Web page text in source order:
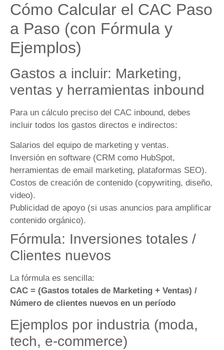
Cómo Calcular el CAC Paso
a Paso (con Fórmula y
Ejemplos)
Gastos a incluir: Marketing,
ventas y herramientas inbound
Para un cálculo preciso del CAC inbound, debes
incluir todos los gastos directos e indirectos:
Salarios del equipo de marketing y ventas.
Inversión en software (CRM como HubSpot,
herramientas de email marketing, plataformas SEO).
Costos de creación de contenido (copywriting, diseño,
video).
Publicidad de apoyo (si usas anuncios para amplificar
contenido orgánico).
Fórmula: Inversiones totales /
Clientes nuevos
La fórmula es sencilla:
CAC = (Gastos totales de Marketing + Ventas) /
Número de clientes nuevos en un período
Ejemplos por industria (moda,
tech, e-commerce)